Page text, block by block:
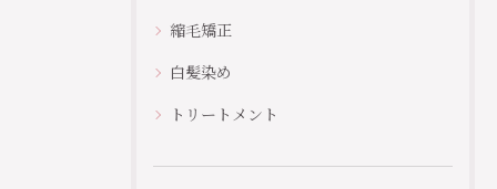
縮毛矯正
白髪染め
トリートメント
ご予約はこちら
ご予約はこちら